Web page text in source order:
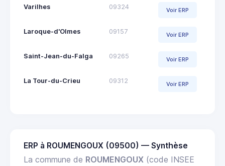
Varilhes 09324 Voir ERP
Laroque-d'Olmes 09157 Voir ERP
Saint-Jean-du-Falga 09265 Voir ERP
La Tour-du-Crieu 09312 Voir ERP
ERP à ROUMENGOUX (09500) — Synthèse
La commune de ROUMENGOUX (code INSEE